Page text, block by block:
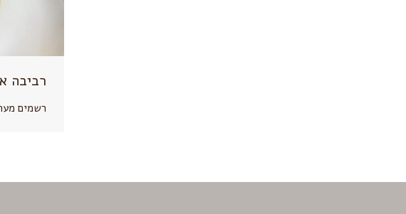
רביבה
רשמים